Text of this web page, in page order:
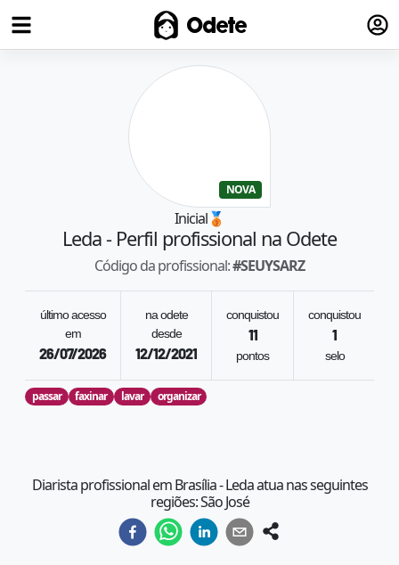
Odete
NOVA
Inicial🥉
Leda- Perfil profissional na Odete
Código da profissional:#SEUYSARZ
último acesso
em
26/07/2026
na odete
desde
12/12/2021
conquistou
11
pontos
conquistou
1
selo
passar faxinar lavar organizar
Diarista profissional em Brasília - Leda atua nas seguintes
regiões: São José